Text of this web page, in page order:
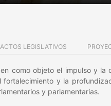
ACTOS LEGISLATIVOS
como objeto el impulso y la
y la
y parlamentarias.